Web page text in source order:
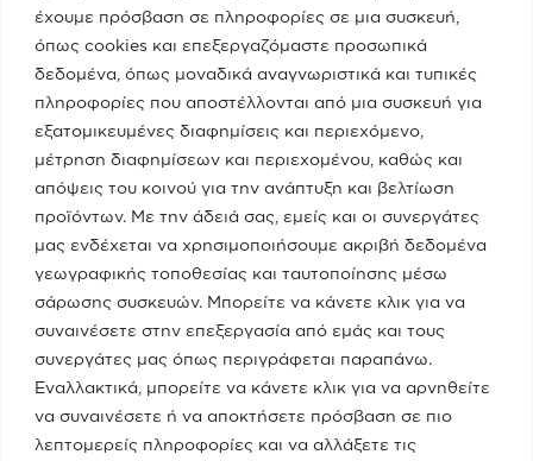
έχουμε πρόσβαση σε πληροφορίες σε μια συσκευή,
όπως cookies και επεξεργαζόμαστε προσωπικά
δεδομένα, όπως μοναδικά αναγνωριστικά και τυπικές
πληροφορίες που αποστέλλονται από μια συσκευή για
εξατομικευμένες διαφημίσεις και περιεχόμενο,
μέτρηση διαφημίσεων και περιεχομένου, καθώς και
απόψεις του κοινού για την ανάπτυξη και βελτίωση
προϊόντων. Με την άδειά σας, εμείς και οι συνεργάτες
μας ενδέχεται να χρησιμοποιήσουμε ακριβή δεδομένα
γεωγραφικής τοποθεσίας και ταυτοποίησης μέσω
σάρωσης συσκευών. Μπορείτε να κάνετε κλικ για να
συναινέσετε στην επεξεργασία από εμάς και τους
συνεργάτες μας όπως περιγράφεται παραπάνω.
Εναλλακτικά, μπορείτε να κάνετε κλικ για να αρνηθείτε
να συναινέσετε ή να αποκτήσετε πρόσβαση σε πιο
λεπτομερείς πληροφορίες και να αλλάξετε τις
08/05/2023
Real fm / Νίκος Χατζηνικολάου
05/05/2023
Κατηγορίες
Ποια Είμαι
Το Υπουργείο
Πειραιάς - Νησιά